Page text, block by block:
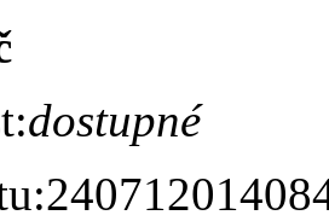
dostupné